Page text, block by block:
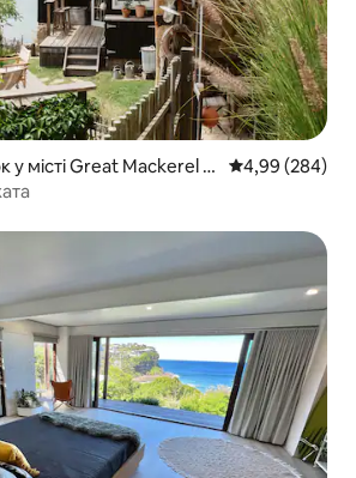
у місті Great Mackerel B
Середня
4,99 (284)